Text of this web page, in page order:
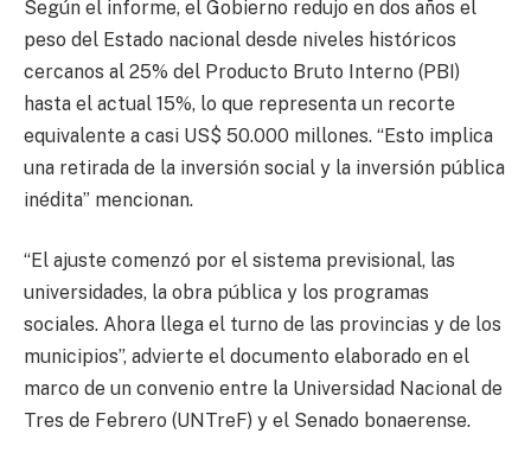
Según el informe, el Gobierno redujo en dos años el
peso del Estado nacional desde niveles históricos
cercanos al 25% del Producto Bruto Interno (PBI)
hasta el actual 15%, lo que representa un recorte
equivalente a casi US$ 50.000 millones. “Esto implica
una retirada de la inversión social y la inversión pública
inédita” mencionan.
“El ajuste comenzó por el sistema previsional, las
universidades, la obra pública y los programas
sociales. Ahora llega el turno de las provincias y de los
municipios”, advierte el documento elaborado en el
marco de un convenio entre la Universidad Nacional de
Tres de Febrero (UNTreF) y el Senado bonaerense.